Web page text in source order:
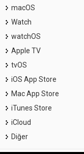
macOS
Watch
watchOS
Apple TV
tvOS
iOS App Store
Mac App Store
iTunes Store
iCloud
Diğer